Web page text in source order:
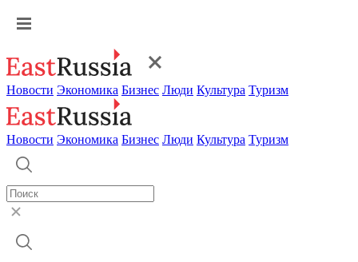
Новости Экономика Бизнес Люди Культура Туризм
Новости Экономика Бизнес Люди Культура Туризм